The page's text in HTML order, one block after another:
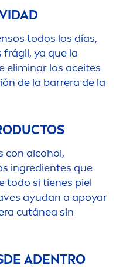
todos los días,
frágil, ya que la
eliminar los aceites
de la barrera de la
con alcohol,
ingredientes que
todo si tienes piel
ayudan a apoyar
cutánea sin
ADENTRO